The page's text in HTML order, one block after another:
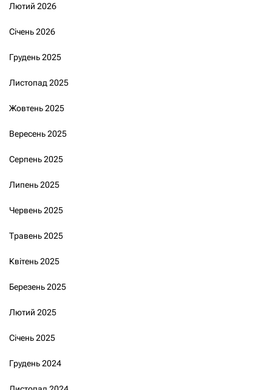
Лютий 2026
Січень 2026
Грудень 2025
Листопад 2025
Жовтень 2025
Вересень 2025
Серпень 2025
Липень 2025
Червень 2025
Травень 2025
Квітень 2025
Березень 2025
Лютий 2025
Січень 2025
Грудень 2024